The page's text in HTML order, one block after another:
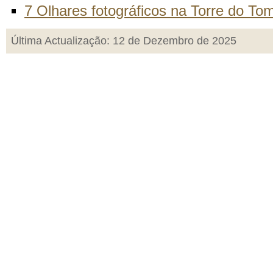
7 Olhares fotográficos na Torre do
Última Actualização: 12 de Dezembro de 2025